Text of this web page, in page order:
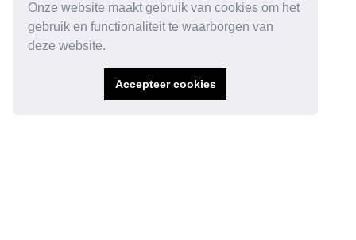
Onze website maakt gebruik van cookies om het
gebruik en functionaliteit te waarborgen van
deze website.
Accepteer cookies